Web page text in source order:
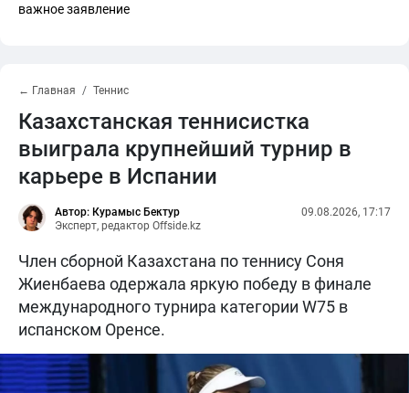
важное заявление
← Главная Теннис
Казахстанская теннисистка
выиграла крупнейший турнир в
карьере в Испании
Автор: Курамыс Бектур
Эксперт, редактор Offside.kz
09.08.2026, 17:17
Член сборной Казахстана по теннису Соня
Жиенбаева одержала яркую победу в финале
международного турнира категории W75 в
испанском Оренсе.